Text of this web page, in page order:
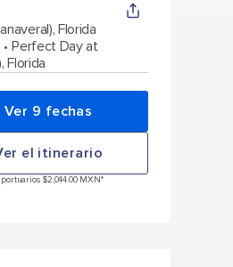
Florida
Perfect Day at
Florida
Ver 9 fechas
el itinerario
$2,044.00 MXN*